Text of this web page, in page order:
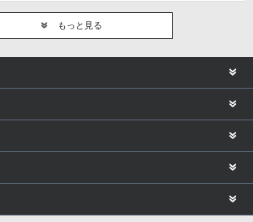
もっと見る